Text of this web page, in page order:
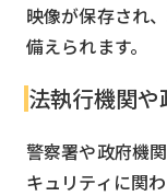
映像が保存され
備えられます。
法執行機関や
警察署や政府機
キュリティに関